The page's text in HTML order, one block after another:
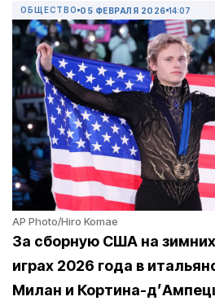
ОБЩЕСТВО 05 ФЕВРАЛЯ 2026 14:07
AP Photo/Hiro Komae
За сборную США на
играх 2026 года в
Милан и Кортина-